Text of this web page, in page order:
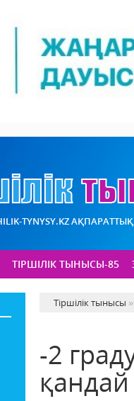
TYNYSY.KZ АҚПАРАТТЫҚ
ТІРШІЛІК ТЫНЫСЫ-85
Тіршілік тынысы »
-2